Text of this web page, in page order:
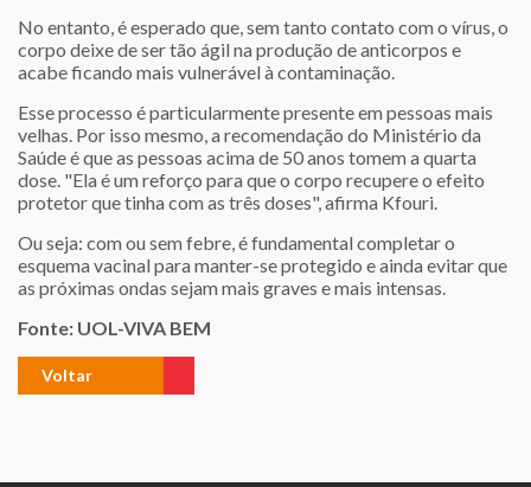
No entanto, é esperado que, sem tanto contato com o vírus, o
corpo deixe de ser tão ágil na produção de anticorpos e
acabe ficando mais vulnerável à contaminação.
Esse processo é particularmente presente em pessoas mais
velhas. Por isso mesmo, a recomendação do Ministério da
Saúde é que as pessoas acima de 50 anos tomem a quarta
dose. "Ela é um reforço para que o corpo recupere o efeito
protetor que tinha com as três doses", afirma Kfouri.
Ou seja: com ou sem febre, é fundamental completar o
esquema vacinal para manter-se protegido e ainda evitar que
as próximas ondas sejam mais graves e mais intensas.
Fonte: UOL-VIVA BEM
Voltar